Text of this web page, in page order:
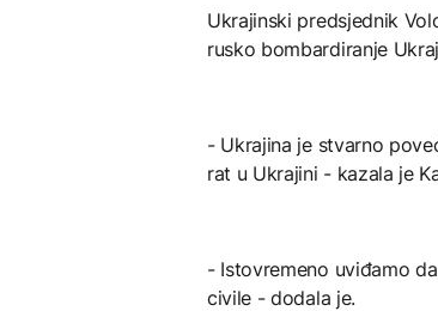
Ukrajinski predsjednik
rusko bombardiranje
- Ukrajina je stvarno
rat u Ukrajini - kazala je
- Istovremeno uviđamo
civile - dodala je.